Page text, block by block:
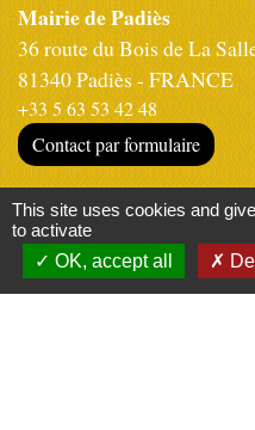
Mairie de Padiès
36 route du Bois de La
81340 Padiès - FRANCE
+33 5 63 53 42 48
Contact par formulaire
Mairie de Padiès
Horaires d’ouverture
mardi 8h15 - 12h00
This site uses cookies and
to activate
OK, accept all